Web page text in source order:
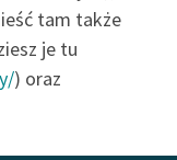
tam także
je tu
) oraz